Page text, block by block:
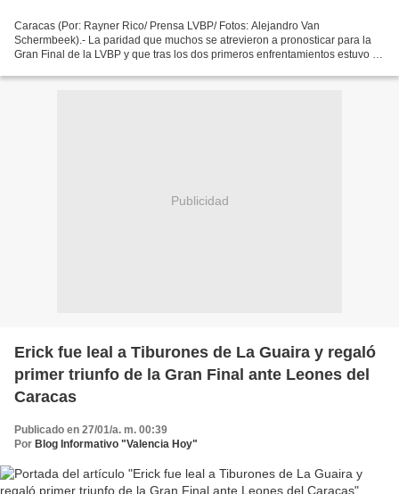
Caracas (Por: Rayner Rico/ Prensa LVBP/ Fotos: Alejandro Van
Schermbeek).- La paridad que muchos se atrevieron a pronosticar para la
Gran Final de la LVBP y que tras los dos primeros enfrentamientos estuvo en
Publicidad
Erick fue leal a Tiburones de La Guaira y regaló
primer triunfo de la Gran Final ante Leones del
Caracas
Publicado en 27/01/a. m. 00:39
Por Blog Informativo "Valencia Hoy"